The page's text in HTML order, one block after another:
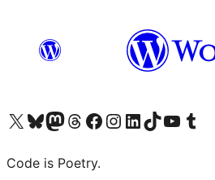
Visita il nostro account X (ex Twitter)
Visita il nostro account Bluesky
Visita il nostro account Mastodon
Visita il nostro account Threads
Visita la nostra pagina Facebook
Visita il nostro account Instagram
Visita il nostro account LinkedIn
Visita il nostro account TikTok
Visita il nostro canale
Visita il nostro
Code is Poetry.